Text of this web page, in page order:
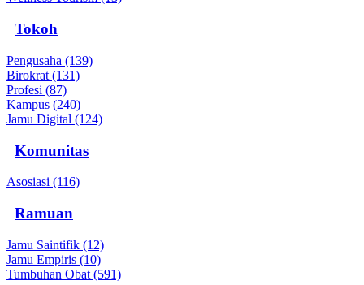
Tokoh
Pengusaha (139)
Birokrat (131)
Profesi (87)
Kampus (240)
Jamu Digital (124)
Komunitas
Asosiasi (116)
Ramuan
Jamu Saintifik (12)
Jamu Empiris (10)
Tumbuhan Obat (591)